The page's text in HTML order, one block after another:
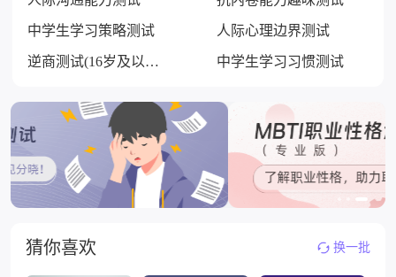
中学生学习策略测试 人际心理边界测试
逆商测试(16岁及以上) 中学生学习习惯测试
猜你喜欢 换一批